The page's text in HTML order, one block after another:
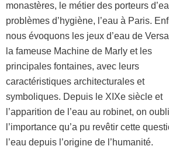
monastères, le métier des porteurs
problèmes d’hygiène, l’eau à Paris.
nous évoquons les jeux d’eau de
la fameuse Machine de Marly et les
principales fontaines, avec leurs
caractéristiques architecturales et
symboliques. Depuis le XIXe siècle et
l’apparition de l’eau au robinet, on
l’importance qu’a pu revêtir cette
l’eau depuis l’origine de l’humanité.